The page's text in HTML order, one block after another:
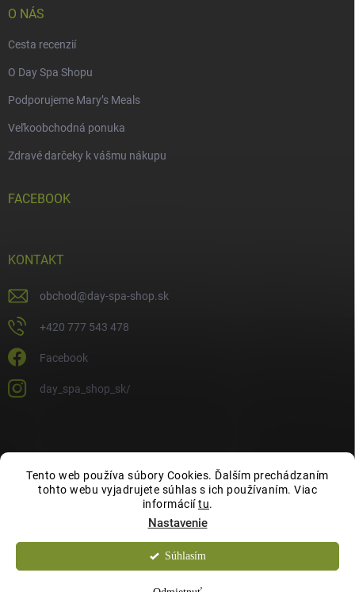
Tento web používa súbory Cookies. Ďalším prechádzaním
tohto webu vyjadrujete súhlas s ich používaním. Viac
informáciítu.
Nastavenie
Súhlasím
O NÁS
Cesta recenzií
O Day Spa Shopu
Podporujeme Mary’s Meals
Veľkoobchodná ponuka
Zdravé darčeky k vášmu nákupu
FACEBOOK
KONTAKT
obchod@day-spa-shop.sk
+420 777 543 478
Facebook
day_spa_shop_sk/
Copyright 2026Day Spa Shop. Všetky práva vyhradené.